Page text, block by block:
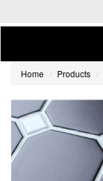
Home Products